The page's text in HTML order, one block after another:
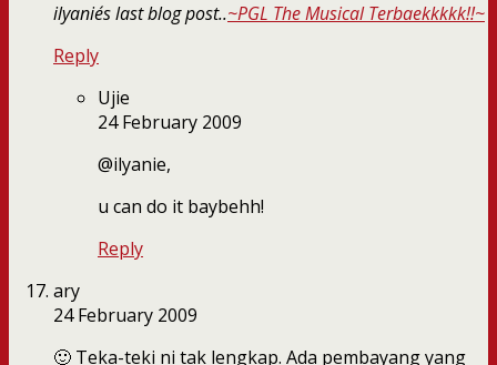
ilyanie´s last blog post..~PGL The Musical Terbaekkkkk!!~
Reply
Ujie
24 February 2009
@ilyanie,
u can do it baybehh!
Reply
ary
24 February 2009
🙂 Teka-teki ni tak lengkap. Ada pembayang yang